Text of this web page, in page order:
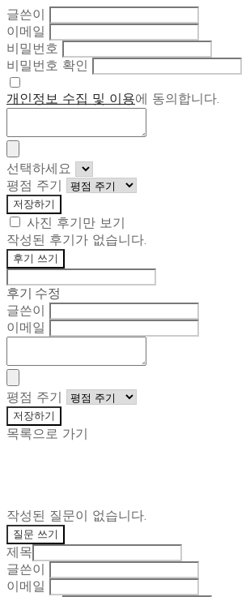
글쓴이
이메일
비밀번호
비밀번호 확인
개인정보 수집 및 이용에 동의합니다.
선택하세요
평점 주기
저장하기
사진 후기만 보기
작성된 후기가 없습니다.
후기 쓰기
후기 수정
글쓴이
이메일
평점 주기
저장하기
목록으로 가기
작성된 질문이 없습니다.
질문 쓰기
제목
글쓴이
이메일